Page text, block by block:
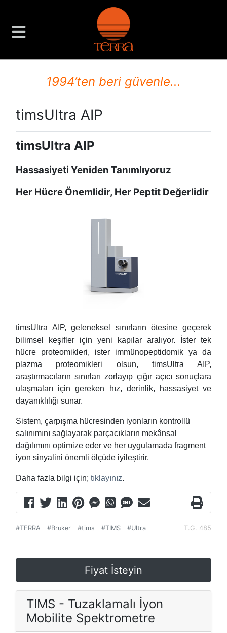
TERRA Analiz ve
1994’ten beri güvenle...
timsUltra AIP
timsUltra AIP
Hassasiyeti Yeniden Tanımlıyoruz
Her Hücre Önemlidir, Her Peptit Değerlidir
timsUltra AIP, geleneksel sınırların ötesine geçerek
bilimsel keşifler için yeni kapılar aralıyor. İster tek
hücre proteomikleri, ister immünopeptidomik ya da
plazma proteomikleri olsun, timsUltra AIP,
araştırmacıların sınırları zorlayıp çığır açıcı sonuçlara
ulaşmaları için gereken hız, derinlik, hassasiyet ve
dayanıklılığı sunar.
Sistem, çarpışma hücresinden iyonların kontrollü
salınımını sağlayarak parçacıkların mekânsal
dağılımını optimize eder ve her uygulamada fragment
iyon sinyalini önemli ölçüde iyileştirir.
Daha fazla bilgi için; tıklayınız.
T.G. 485
#TERRA #Bruker #tims #TIMS #Ultra
Fiyat İsteyin
TIMS - Tuzaklamalı İyon
Mobilite Spektrometre